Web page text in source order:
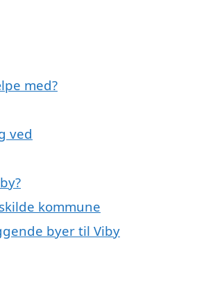
med?
ved
kommune
byer til Viby